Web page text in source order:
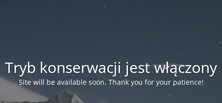
Tryb konserwacji jest włączony
Site will be available soon. Thank you for your patience!